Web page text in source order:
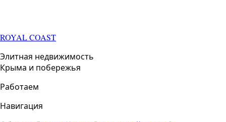
ROYAL COAST
Элитная недвижимость
Крыма и побережья
Работаем
Навигация